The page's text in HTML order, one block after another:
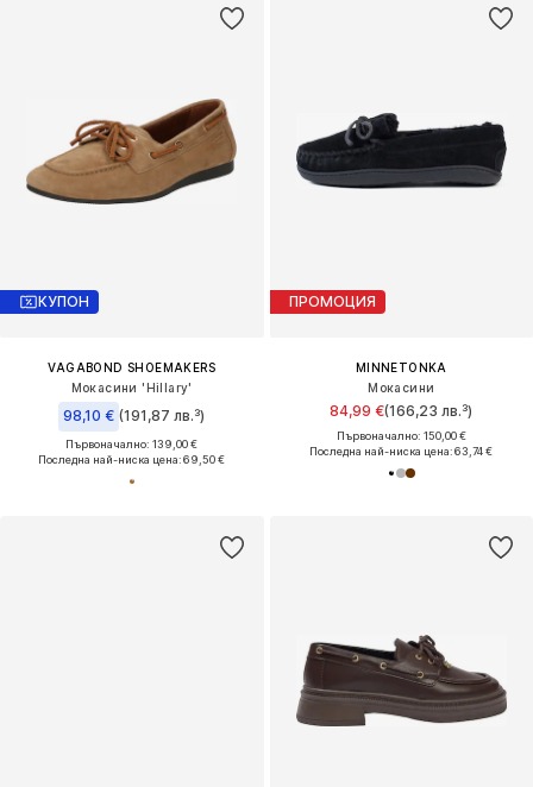
КУПОН
VAGABOND SHOEMAKERS
Мокасини 'Hillary'
98,10 € (191,87 лв.³)
Първоначално: 139,00 €
Последна най-ниска цена:69,50 €
ПРОМОЦИЯ
MINNETONKA
Мокасини
84,99 €(166,23 лв.³)
Първоначално: 150,00 €
Последна най-ниска цена:63,74 €